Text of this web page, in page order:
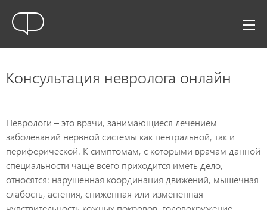
Консультация невролога онлайн
Неврологи – это врачи, занимающиеся лечением
заболеваний нервной системы как центральной, так и
периферической. К симптомам, с которыми врачам данной
специальности чаще всего приходится иметь дело,
относятся: нарушенная координация движений, мышечная
слабость, астения, сниженная или измененная